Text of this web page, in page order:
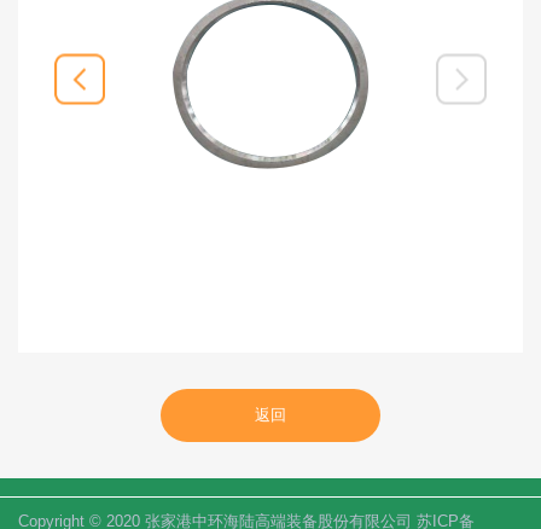
返回
Copyright © 2020 张家港中环海陆高端装备股份有限公司 苏ICP备